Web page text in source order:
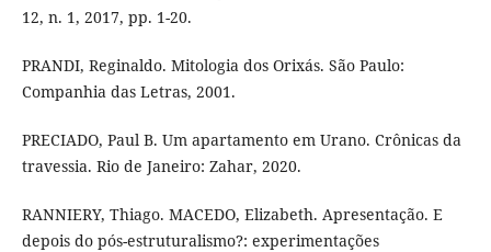
12, n. 1, 2017, pp. 1-20.
PRANDI, Reginaldo. Mitologia dos Orixás. São Paulo:
Companhia das Letras, 2001.
PRECIADO, Paul B. Um apartamento em Urano. Crônicas da
travessia. Rio de Janeiro: Zahar, 2020.
RANNIERY, Thiago. MACEDO, Elizabeth. Apresentação. E
depois do pós-estruturalismo?: experimentações